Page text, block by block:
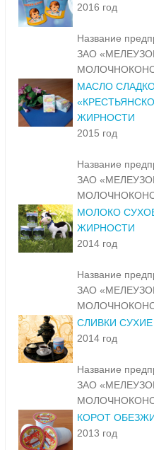
2016 год
Название
ЗАО
МАСЛО
ЖИРНОСТИ
2015 год
Название
ЗАО
МОЛОКО
ЖИРНОСТИ
2014 год
Название
ЗАО
СЛИВКИ
2014 год
Название
ЗАО
КОРОТ
2013 год